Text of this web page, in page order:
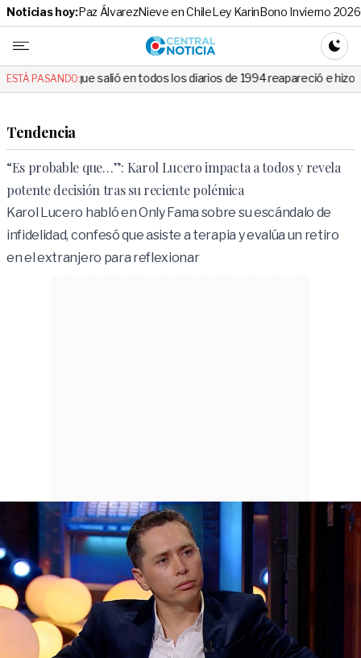
Noticias hoy:Paz ÁlvarezNieve en ChileLey KarinBono Invierno 2026
Central
ESTÁ PASANDO:
que salió en todos los diarios de 1994 reapareció e hizo llorar a todos
Tendencia
“Es probable que…”: Karol Lucero impacta a todos y revela
potente decisión tras su reciente polémica
Karol Lucero habló en Only Fama sobre su escándalo de
infidelidad, confesó que asiste a terapia y evalúa un retiro
en el extranjero para reflexionar